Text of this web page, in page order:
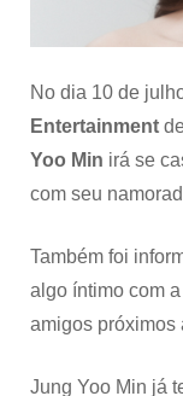
No dia 10 de
Entertainment
Yoo Min irá se
com seu
Também foi
algo íntimo com
amigos próximos
Jung Yoo Min já